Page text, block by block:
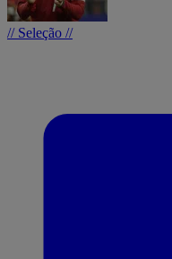
// Seleção //